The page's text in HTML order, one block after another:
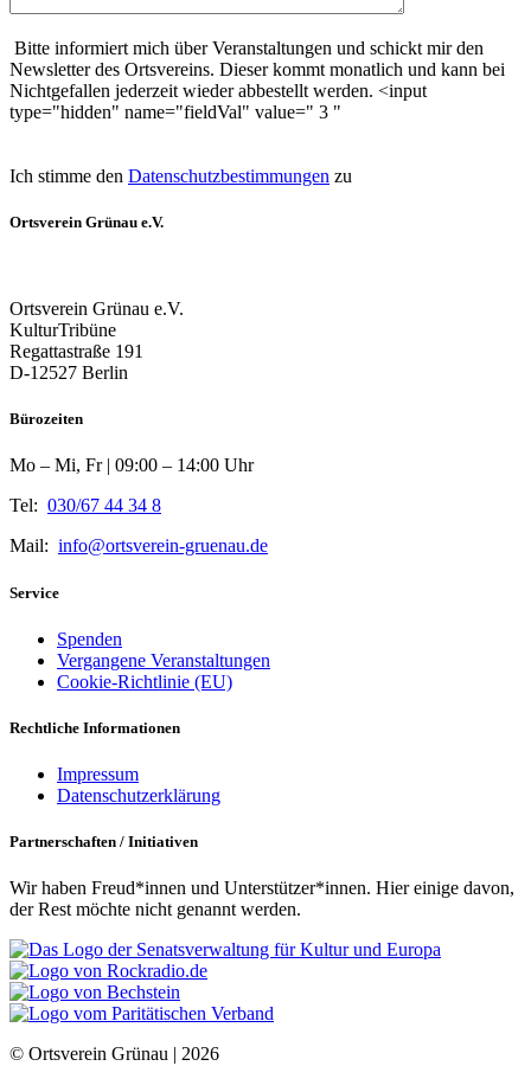
Bitte informiert mich über Veranstaltungen und schickt mir den
Newsletter des Ortsvereins. Dieser kommt monatlich und kann bei
Nichtgefallen jederzeit wieder abbestellt werden. <input
type="hidden" name="fieldVal" value=" 3 "
Ich stimme den Datenschutzbestimmungen zu
Ortsverein Grünau e.V.
Ortsverein Grünau e.V.
KulturTribüne
Regattastraße 191
D-12527 Berlin
Bürozeiten
Mo – Mi, Fr | 09:00 – 14:00 Uhr
Tel: 030/67 44 34 8
Mail: info@ortsverein-gruenau.de
Service
Spenden
Vergangene Veranstaltungen
Cookie-Richtlinie (EU)
Rechtliche Informationen
Impressum
Datenschutzerklärung
Partnerschaften / Initiativen
Wir haben Freud*innen und Unterstützer*innen. Hier einige davon,
der Rest möchte nicht genannt werden.
© Ortsverein Grünau | 2026